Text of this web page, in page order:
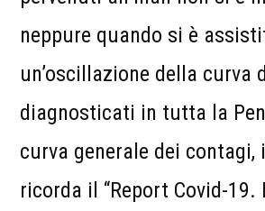
neppure quando si è
un’oscillazione della curva
diagnosticati in tutta la
curva generale dei
ricorda il “Report Covid-19.